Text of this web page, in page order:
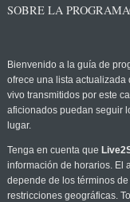
SOBRE LA
Bienvenido a la guía de
ofrece una lista actualizada
vivo transmitidos por este
aficionados puedan seguir
lugar.
Tenga en cuenta que
información de horarios. El
depende de los términos
restricciones geográficas.